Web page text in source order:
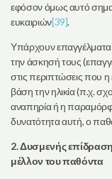
εφόσον όμως αυτό
ευκαιριών[39].
Υπάρχουν επαγγέλματα
την άσκησή τους
στις περιπτώσεις που η
βάση την ηλικία (π.χ.
αναπηρία ή η
δυνατότητα αυτή, ο
2. Δυσμενής
μέλλον του παθόντα